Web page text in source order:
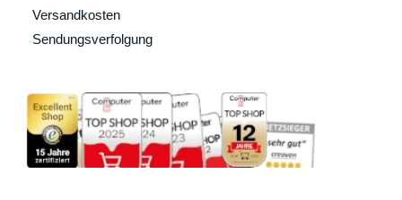
Versandkosten
Sendungsverfolgung